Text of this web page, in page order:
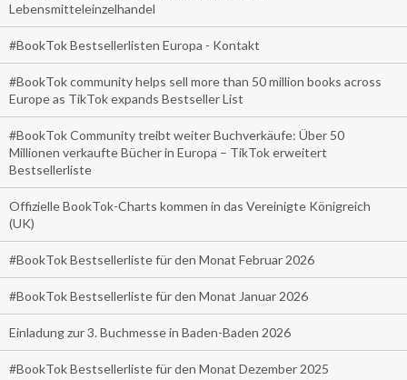
Lebensmitteleinzelhandel
#BookTok Bestsellerlisten Europa - Kontakt
#BookTok community helps sell more than 50 million books across
Europe as TikTok expands Bestseller List
#BookTok Community treibt weiter Buchverkäufe: Über 50
Millionen verkaufte Bücher in Europa – TikTok erweitert
Bestsellerliste
Offizielle BookTok-Charts kommen in das Vereinigte Königreich
(UK)
#BookTok Bestsellerliste für den Monat Februar 2026
#BookTok Bestsellerliste für den Monat Januar 2026
Einladung zur 3. Buchmesse in Baden-Baden 2026
#BookTok Bestsellerliste für den Monat Dezember 2025